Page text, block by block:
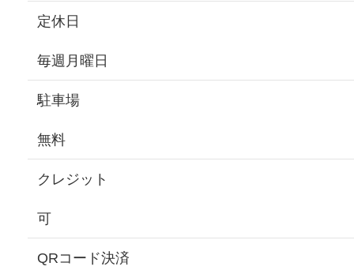
定休日
毎週月曜日
駐車場
無料
クレジット
可
QRコード決済